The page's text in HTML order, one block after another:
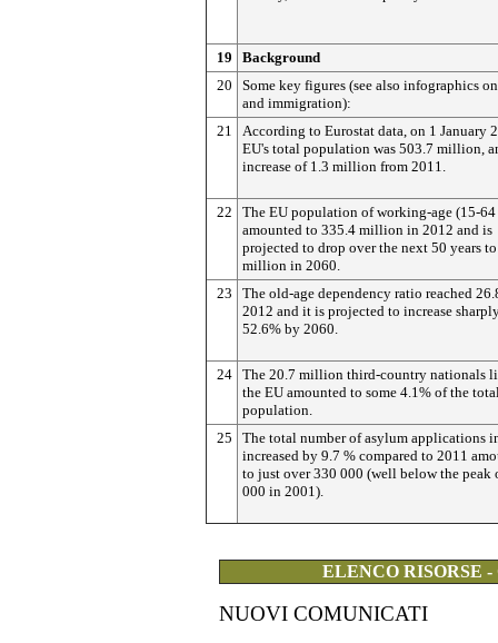
19
Background
20
Some key figures (see also infographics
and immigration):
21
According to Eurostat data, on 1 January
EU's total population was 503.7 million,
increase of 1.3 million from 2011.
22
The EU population of working-age (15-64
amounted to 335.4 million in 2012 and is
projected to drop over the next 50 years
million in 2060.
23
The old-age dependency ratio reached
2012 and it is projected to increase
52.6% by 2060.
24 The 20.7 million third-country nationals
the EU amounted to some 4.1% of the
population.
25
The total number of asylum applications
increased by 9.7 % compared to 2011
to just over 330 000 (well below the peak
000 in 2001).
ELENCO RISORSE
NUOVI COMUNICATI